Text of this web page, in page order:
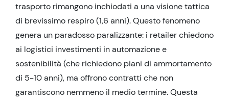
trasporto rimangono inchiodati a una visione tattica
di brevissimo respiro (1,6 anni). Questo fenomeno
genera un paradosso paralizzante: i retailer chiedono
ai logistici investimenti in automazione e
sostenibilità (che richiedono piani di ammortamento
di 5-10 anni), ma offrono contratti che non
garantiscono nemmeno il medio termine. Questa